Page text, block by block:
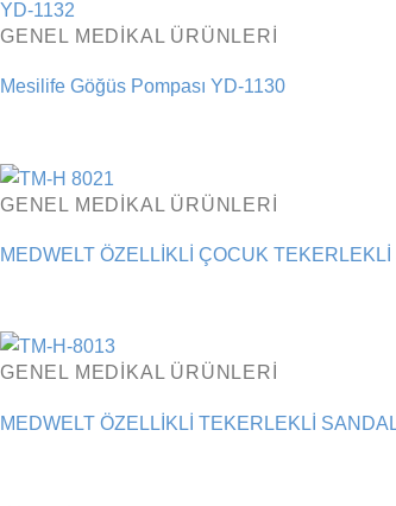
GENEL MEDIKAL ÜRÜNLERI
Mesilife Göğüs Pompası YD-1130
GENEL MEDIKAL ÜRÜNLERI
MEDWELT ÖZELLİKLİ ÇOCUK
GENEL MEDIKAL ÜRÜNLERI
MEDWELT ÖZELLİKLİ TEKERLEKLİ